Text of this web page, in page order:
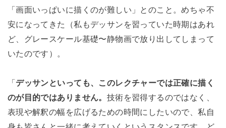
「画面いっぱいに描くのが難しい」とのこと。めちゃ不
安になってきた（私もデッサンを習っていた時期はあれ
ど、グレースケール基礎〜静物画で放り出してしまって
いたのです）。
「デッサンといっても、このレクチャーでは正確に描く
のが目的ではありません。 技術を習得するのではなく、
表現や解釈の幅を広げるための時間にしたいので、私自